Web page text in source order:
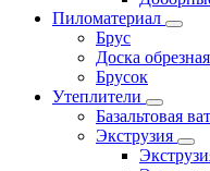
Пиломатериал
Брус
Доска обрезная
Брусок
Утеплители
Базальтовая
Экструзия